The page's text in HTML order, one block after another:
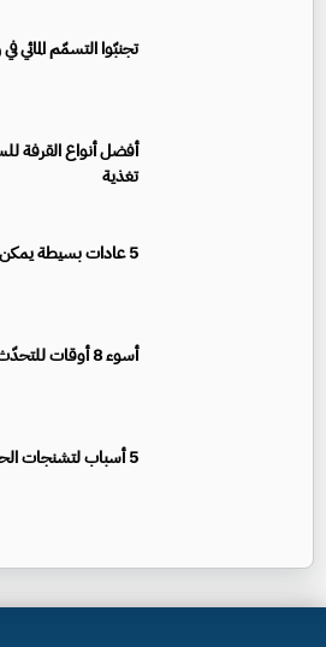
تجنبّوا التسمّم المائي
أفضل أنواع القرفة
تغذية
5 عادات بسيطة يمكن أن تؤثر سلباً على علاقتك
أسوء 8 أوقات للتحدّث مع شريكك
5 أسباب لتشنجات الحيض بعيداً عن الدورة الشهرية